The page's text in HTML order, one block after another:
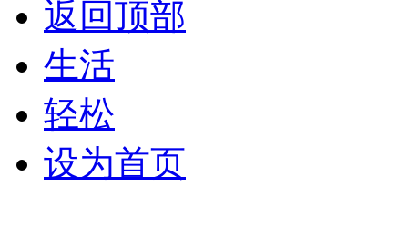
返回顶部
生活
轻松
设为首页